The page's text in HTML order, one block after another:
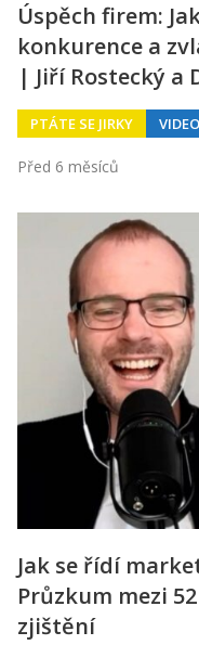
Úspěch firem:
konkurence a
| Jiří Rostecký a
PTÁTE SE JIRKY VIDEO
Před 6 měsíců
Jak se řídí
Průzkum mezi
zjištění